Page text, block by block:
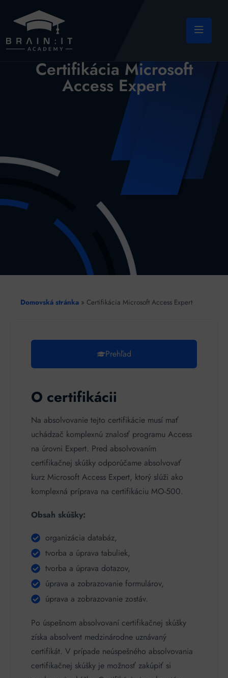
Certifikácia Microsoft
Access Expert
Domovská stránka » Certifikácia Microsoft Access Expert
Prehľad
O certifikácii
Na absolvovanie tejto certifikácie musí mať
uchádzač komplexnú znalosť programu Access
na úrovni Expert. Pred absolvovaním
certifikačnej skúšky odporúčame absolvovať
kurz Microsoft Access Expert, ktorý slúži ako
komplexná príprava na certifikáciu MO-500.
Obsah skúšky:
organizácia databáz,
tvorba a úprava tabuliek,
tvorba a úprava dotazov,
úprava a zobrazovanie formulárov,
úprava a zobrazovanie zostáv.
Po úspešnom absolvovaní certifikačnej skúšky
získa absolvent medzinárodne uznávaný
certifikát. V prípade neúspešného absolvovania
certifikačnej skúšky je možnosť zakúpiť si